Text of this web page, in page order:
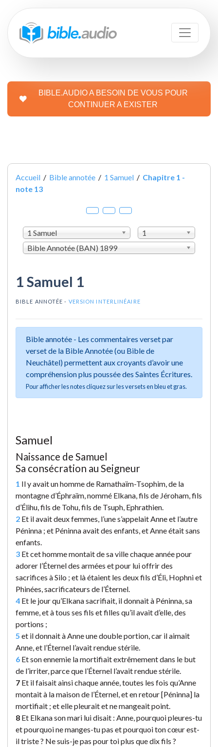
BIBLE.AUDIO A BESOIN DE VOUS POUR
CONTINUER A EXISTER
Accueil / Bible annotée / 1 Samuel / Chapitre 1 -
note 13
1 Samuel
1
Bible Annotée (BAN) 1899
1 Samuel 1
BIBLE ANNOTÉE - VERSION INTERLINÉAIRE
Bible annotée - Les commentaires verset par
verset de la Bible Annotée (ou Bible de
Neuchâtel) permettent aux croyants d’avoir une
compréhension plus poussée des Saintes Écritures.
Pour afficher les notes cliquez sur les versets en bleu et gras.
Samuel
Naissance de Samuel
Sa consécration au Seigneur
1 Il y avait un homme de Ramathaïm-Tsophim, de la
montagne d’Éphraïm, nommé Elkana, fils de Jéroham, fils
d’Élihu, fils de Tohu, fils de Tsuph, Ephrathien.
2 Et il avait deux femmes, l’une s’appelait Anne et l’autre
Péninna ; et Péninna avait des enfants, et Anne était sans
enfants.
3 Et cet homme montait de sa ville chaque année pour
adorer l’Éternel des armées et pour lui offrir des
sacrifices à Silo ; et là étaient les deux fils d’Éli, Hophni et
Phinées, sacrificateurs de l’Éternel.
4 Et le jour qu’Elkana sacrifiait, il donnait à Péninna, sa
femme, et à tous ses fils et filles qu’il avait d’elle, des
portions ;
5 et il donnait à Anne une double portion, car il aimait
Anne, et l’Éternel l’avait rendue stérile.
6 Et son ennemie la mortifiait extrêmement dans le but
de l’irriter, parce que l’Éternel l’avait rendue stérile.
7 Et il faisait ainsi chaque année, toutes les fois qu’Anne
montait à la maison de l’Éternel, et en retour [Péninna] la
mortifiait ; et elle pleurait et ne mangeait point.
8 Et Elkana son mari lui disait : Anne, pourquoi pleures-tu
et pourquoi ne manges-tu pas et pourquoi ton cœur est-
il triste ? Ne suis-je pas pour toi plus que dix fils ?